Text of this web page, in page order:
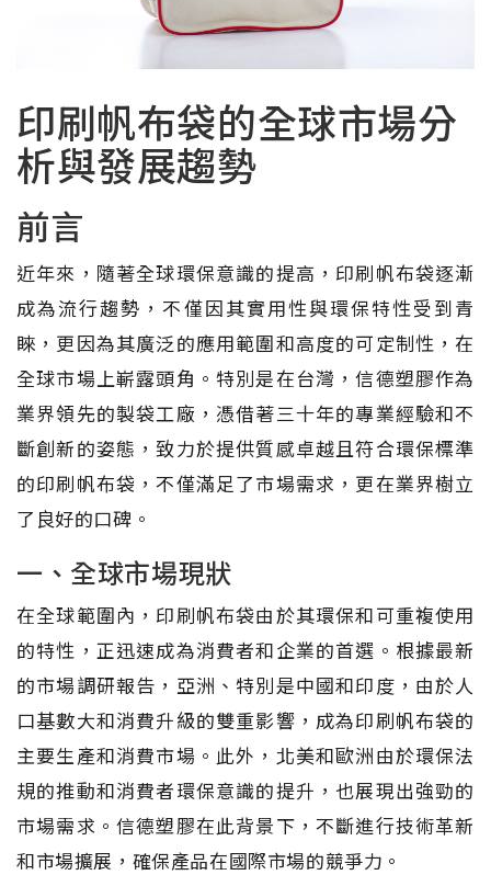
印刷帆布袋的全球市場分
析與發展趨勢
前言
近年來，隨著全球環保意識的提高，印刷帆布袋逐漸
成為流行趨勢，不僅因其實用性與環保特性受到青
睞，更因為其廣泛的應用範圍和高度的可定制性，在
全球市場上嶄露頭角。特別是在台灣，信德塑膠作為
業界領先的製袋工廠，憑借著三十年的專業經驗和不
斷創新的姿態，致力於提供質感卓越且符合環保標準
的印刷帆布袋，不僅滿足了市場需求，更在業界樹立
了良好的口碑。
一、全球市場現狀
在全球範圍內，印刷帆布袋由於其環保和可重複使用
的特性，正迅速成為消費者和企業的首選。根據最新
的市場調研報告，亞洲、特別是中國和印度，由於人
口基數大和消費升級的雙重影響，成為印刷帆布袋的
主要生產和消費市場。此外，北美和歐洲由於環保法
規的推動和消費者環保意識的提升，也展現出強勁的
市場需求。信德塑膠在此背景下，不斷進行技術革新
和市場擴展，確保產品在國際市場的競爭力。